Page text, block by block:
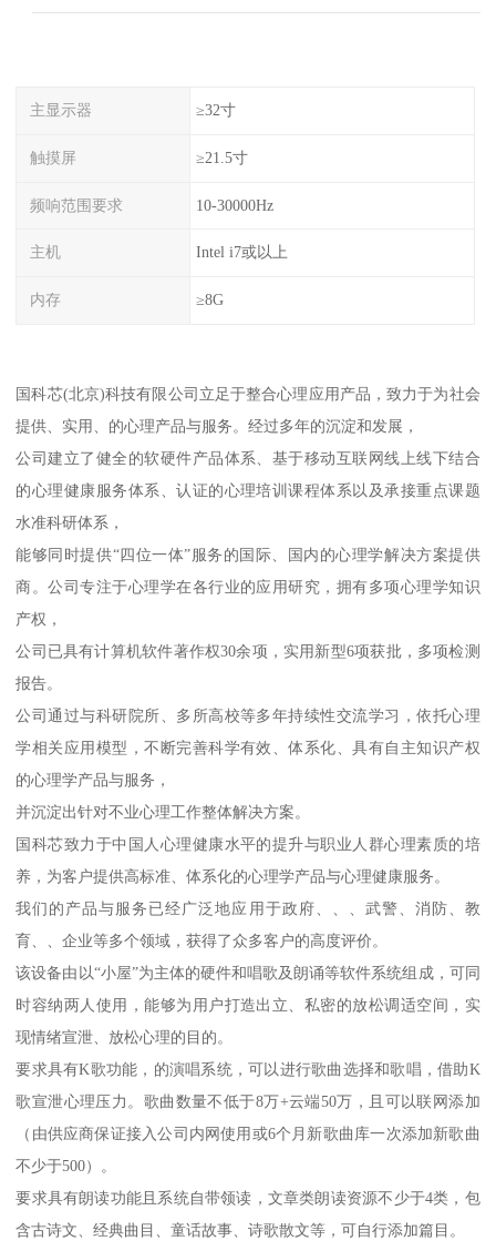
主显示器 ≥32寸
触摸屏 ≥21.5寸
频响范围要求 10-30000Hz
主机 Intel i7或以上
内存 ≥8G
国科芯(北京)科技有限公司立足于整合心理应用产品，致力于为社会
提供、实用、的心理产品与服务。经过多年的沉淀和发展，
公司建立了健全的软硬件产品体系、基于移动互联网线上线下结合
的心理健康服务体系、认证的心理培训课程体系以及承接重点课题
水准科研体系，
能够同时提供“四位一体”服务的国际、国内的心理学解决方案提供
商。公司专注于心理学在各行业的应用研究，拥有多项心理学知识
产权，
公司已具有计算机软件著作权30余项，实用新型6项获批，多项检测
报告。
公司通过与科研院所、多所高校等多年持续性交流学习，依托心理
学相关应用模型，不断完善科学有效、体系化、具有自主知识产权
的心理学产品与服务，
并沉淀出针对不业心理工作整体解决方案。
国科芯致力于中国人心理健康水平的提升与职业人群心理素质的培
养，为客户提供高标准、体系化的心理学产品与心理健康服务。
我们的产品与服务已经广泛地应用于政府、、、武警、消防、教
育、、企业等多个领域，获得了众多客户的高度评价。
该设备由以“小屋”为主体的硬件和唱歌及朗诵等软件系统组成，可同
时容纳两人使用，能够为用户打造出立、私密的放松调适空间，实
现情绪宣泄、放松心理的目的。
要求具有K歌功能，的演唱系统，可以进行歌曲选择和歌唱，借助K
歌宣泄心理压力。歌曲数量不低于8万+云端50万，且可以联网添加
（由供应商保证接入公司内网使用或6个月新歌曲库一次添加新歌曲
不少于500）。
要求具有朗读功能且系统自带领读，文章类朗读资源不少于4类，包
含古诗文、经典曲目、童话故事、诗歌散文等，可自行添加篇目。